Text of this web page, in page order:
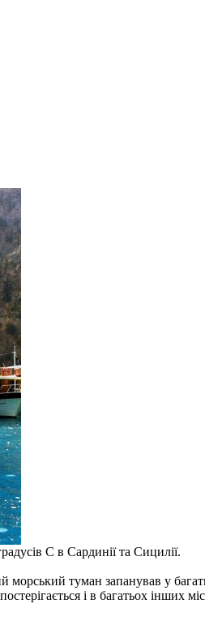
C в Сардинії та Сицилії.
морський туман запанував у
і в багатьох інших